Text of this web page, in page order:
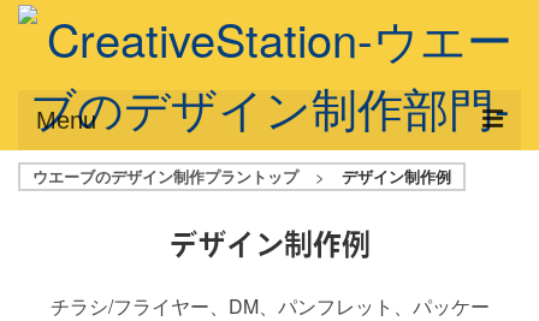
Menu
サービス概要
デザインプラン
ウエーブのデザイン制作プラントップ > デザイン制作例
デザイン制作例
チラシ/フライヤー、DM、パンフレット、パッケー